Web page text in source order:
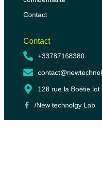
Contact
Contact
+33787168380
128 rue la Boétie
/New technolgy Lab